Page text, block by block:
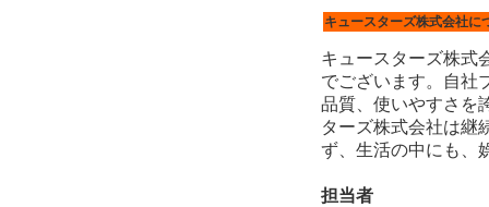
キュースターズ株式会社に
キュースターズ株式
でございます。自社
品質、使いやすさを
ターズ株式会社は継
ず、生活の中にも、
担当者